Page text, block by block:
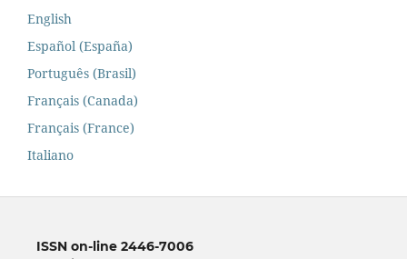
English
Español (España)
Português (Brasil)
Français (Canada)
Français (France)
Italiano
ISSN on-line 2446-7006